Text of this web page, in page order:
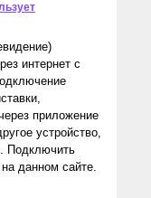
интернет с
приложение
устройство,
Подключить
данном сайте.